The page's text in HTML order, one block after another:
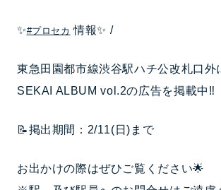
✨#プロセカ 情報✨ /
東急田園都市線渋谷駅ハチ公改札口外
SEKAI ALBUM vol.2の広告を掲載中‼
📝掲出期間：2/11(日)まで
お出かけの際はぜひご覧ください🌟